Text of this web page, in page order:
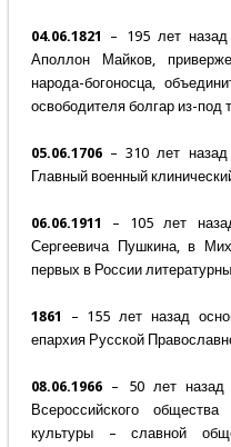
04.06.1821 – 195 лет
Аполлон Майков,
народа-богоносца,
освободителя болгар из-под
05.06.1706 – 310 лет назад
Главный военный
06.06.1911 – 105 лет
Сергеевича Пушкина, в
первых в России
1861 – 155 лет назад
епархия Русской
08.06.1966 – 50 лет назад
Всероссийского
культуры – славной